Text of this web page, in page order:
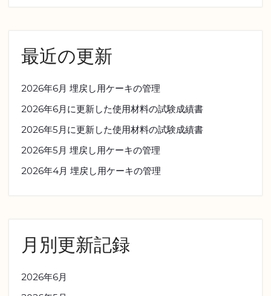
最近の更新
2026年6月 埋戻し用ケーキの管理
2026年6月に更新した使用材料の試験成績書
2026年5月に更新した使用材料の試験成績書
2026年5月 埋戻し用ケーキの管理
2026年4月 埋戻し用ケーキの管理
月別更新記録
2026年6月